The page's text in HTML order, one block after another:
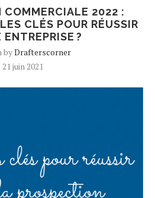
COMMERCIALE 2022 :
CLÉS POUR RÉUSSIR
ENTREPRISE ?
byDrafterscorner
21 juin 2021